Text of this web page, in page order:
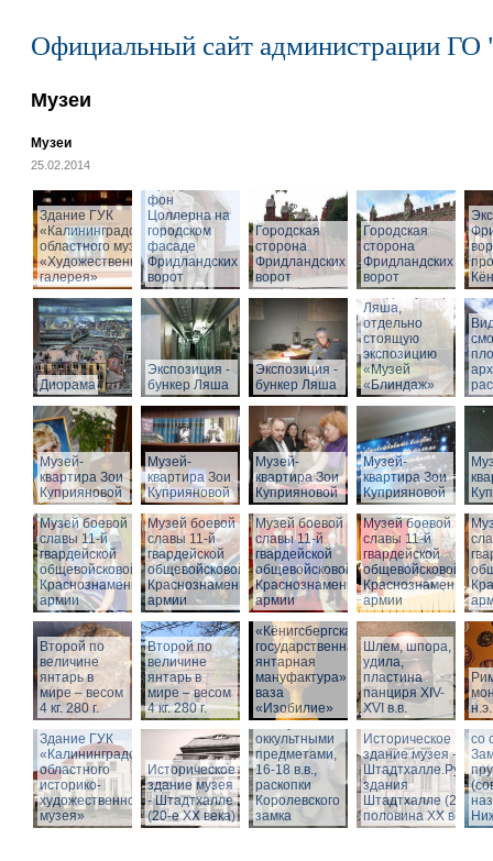
Официальный сайт администрации ГО
Музеи
Музеи
25.02.2014
Здание ГУК
«Калининградского
областного музея
«Художественная
галерея»
фон
Цоллерна на
городском
фасаде
Фридландских
ворот
Городская
сторона
Фридландских
ворот
Городская
сторона
Фридландских
ворот
Диорама
Экспозиция -
бункер Ляша
Экспозиция -
бункер Ляша
Вход в бункер
Ляша,
отдельно
стоящую
экспозицию
«Музей
«Блиндаж»
Музей-
квартира Зои
Куприяновой
Музей-
квартира Зои
Куприяновой
Музей-
квартира Зои
Куприяновой
Музей-
квартира Зои
Куприяновой
Музей боевой
славы 11-й
гвардейской
общевойсковой
Краснознаменной
армии
Музей боевой
славы 11-й
гвардейской
общевойсковой
Краснознаменной
армии
Музей боевой
славы 11-й
гвардейской
общевойсковой
Краснознаменной
армии
Музей боевой
славы 11-й
гвардейской
общевойсковой
Краснознаменной
армии
Второй по
величине
янтарь в
мире – весом
4 кг. 280 г.
Второй по
величине
янтарь в
мире – весом
4 кг. 280 г.
«Кёнигсбергская
государственная
янтарная
мануфактура» -
ваза
«Изобилие»
Шлем, шпора,
удила,
пластина
панциря XIV-
XVI в.в.
Здание ГУК
«Калининградского
областного
историко-
художественного
музея»
Историческое
здание музея
- Штадтхалле
(20-е XX века)
Шкатулка с
оккультными
предметами,
16-18 в.в.,
раскопки
Королевского
замка
Историческое
здание музея -
Штадтхалле.Руины
здания
Штадтхалле (2-я
половина ХХ века)
-
со